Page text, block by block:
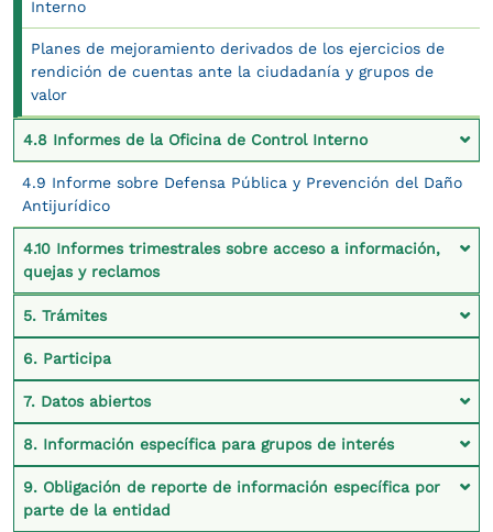
Interno
Planes de mejoramiento derivados de los ejercicios de
rendición de cuentas ante la ciudadanía y grupos de
valor
4.8 Informes de la Oficina de Control Interno
4.9 Informe sobre Defensa Pública y Prevención del Daño
Antijurídico
4.10 Informes trimestrales sobre acceso a información,
quejas y reclamos
5. Trámites
6. Participa
7. Datos abiertos
8. Información específica para grupos de interés
9. Obligación de reporte de información específica por
parte de la entidad